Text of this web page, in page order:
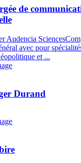
de
Audencia
avec pour
et ...
Durand